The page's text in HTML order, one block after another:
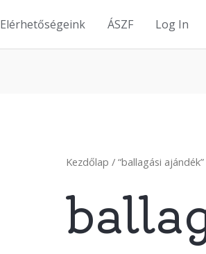
Elérhetőségeink ÁSZF Log In
Kezdőlap / “ballagási